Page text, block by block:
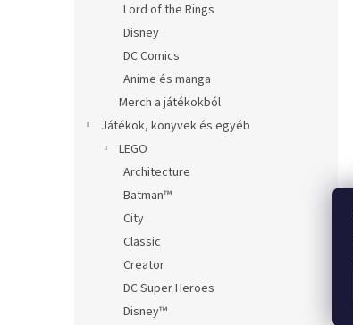
Lord of the Rings
Disney
DC Comics
Anime és manga
Merch a játékokból
Játékok, könyvek és egyéb
LEGO
Architecture
Batman™
City
Classic
Creator
DC Super Heroes
Disney™